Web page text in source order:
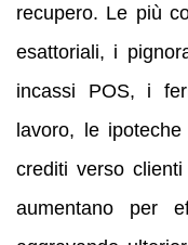
recupero. Le più
esattoriali, i
incassi POS, i
lavoro, le
crediti verso
aumentano per